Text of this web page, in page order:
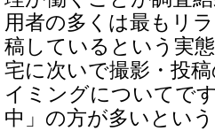
用者の多くは最もリ
稿しているという実
宅に次いで撮影・投
イミングについてで
中」の方が多いとい